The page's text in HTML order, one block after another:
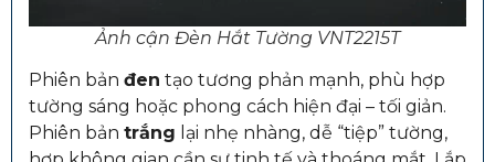
Ảnh cận Đèn Hắt Tường VNT2215T
Phiên bản đen tạo tương phản mạnh, phù hợp
tường sáng hoặc phong cách hiện đại – tối giản.
Phiên bản trắng lại nhẹ nhàng, dễ “tiệp” tường,